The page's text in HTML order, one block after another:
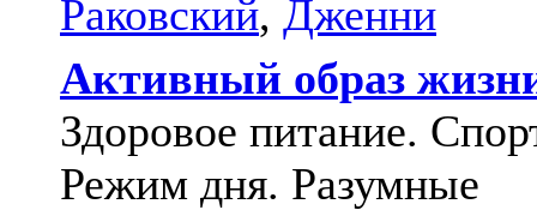
Раковский, Дженни
Активный образ
Здоровое питание.
Режим дня. Разумные